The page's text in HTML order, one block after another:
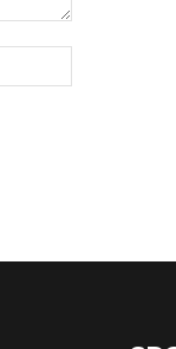
Internetowa: